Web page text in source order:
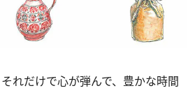
れだけで心が弾んで、豊かな時間